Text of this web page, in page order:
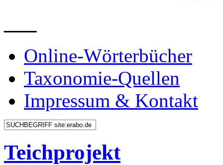
Online-Wörterbücher
Taxonomie-Quellen
Impressum & Kontakt
Teichprojekt